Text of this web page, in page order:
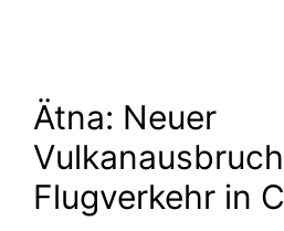
Ätna: Neuer
Flugverkehr in